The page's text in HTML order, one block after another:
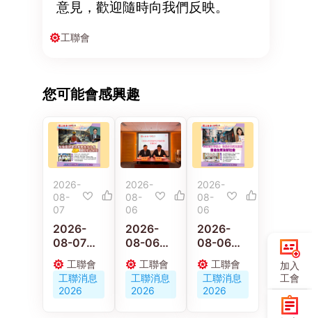
意見，歡迎隨時向我們反映。
工聯會
您可能會感興趣
2026-
08-
07
2026-
08-07
【施政報
告重點建
議】梁子
穎：政府
工聯會
工聯消息
2026
2026-
08-
06
2026-
08-06
京港工會
深化交流
合作 共促
人才培育
工聯會
工聯消息
2026
2026-
08-
06
2026-
08-06
【施政報
告重點建
議】陳穎
欣：倡政
工聯會
工聯消息
2026
加入
工會